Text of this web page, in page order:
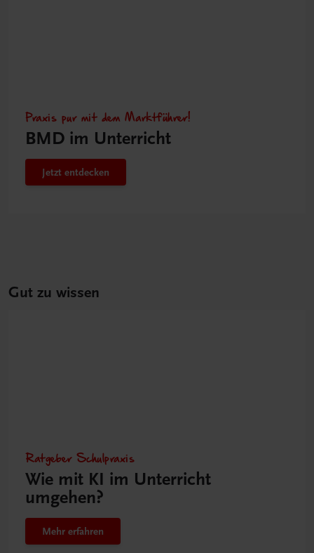
Praxis pur mit dem Marktführer!
BMD im Unterricht
Jetzt entdecken
Gut zu wissen
Ratgeber Schulpraxis
Wie mit KI im Unterricht
umgehen?
Mehr erfahren